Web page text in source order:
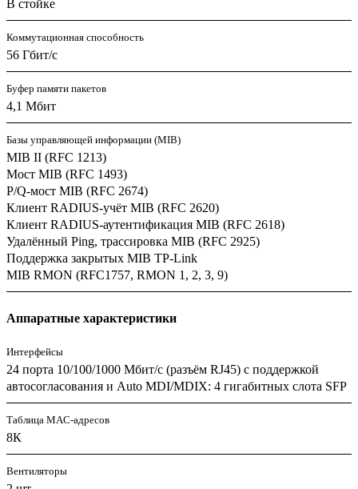
В стойке
Коммутационная способность
56 Гбит/с
Буфер памяти пакетов
4,1 Мбит
Базы управляющей информации (MIB)
MIB II (RFC 1213)
Мост MIB (RFC 1493)
P/Q-мост MIB (RFC 2674)
Клиент RADIUS-учёт MIB (RFC 2620)
Клиент RADIUS-аутентификация MIB (RFC 2618)
Удалённый Ping, трассировка MIB (RFC 2925)
Поддержка закрытых MIB TP-Link
MIB RMON (RFC1757, RMON 1, 2, 3, 9)
Аппаратные характеристики
Интерфейсы
24 порта 10/100/1000 Мбит/с (разъём RJ45) с поддержкой
автосогласования и Auto MDI/MDIX: 4 гигабитных слота SFP
Таблица MAC-адресов
8К
Вентиляторы